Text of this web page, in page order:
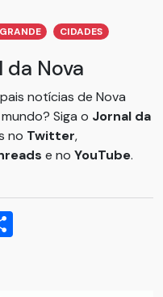
CIDADES
Nova
notícias de Nova
Siga o Jornal da
no Twitter,
e no YouTube.